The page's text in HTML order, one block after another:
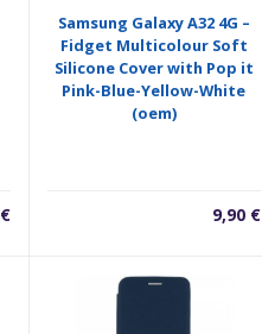
€
Samsung Galaxy A32 4G –
Fidget Multicolour Soft
Silicone Cover with Pop it
Pink-Blue-Yellow-White
(oem)
9,90 €